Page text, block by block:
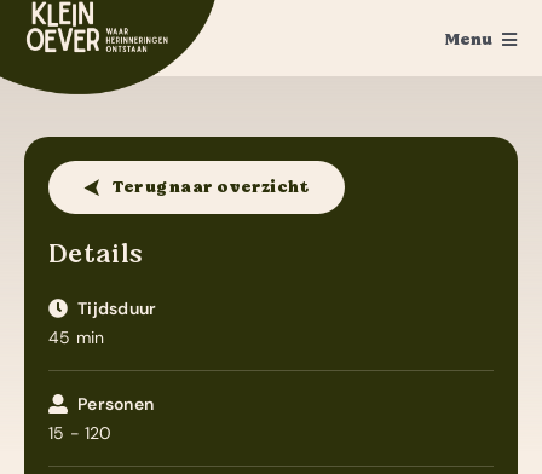
naar
inhoud
Menu
Feesten
Groepsaccommodatie
Survivalkamp
Manege
Terug naar overzicht
Details
Tijdsduur
45 min
Personen
15 - 120